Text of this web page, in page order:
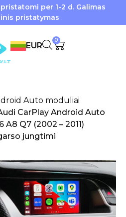
per 1-2 d. Galimas
pristatymas
EUR
0
Auto moduliai
CarPlay Android Auto
A8 Q7 (2002 – 2011)
jungtimi